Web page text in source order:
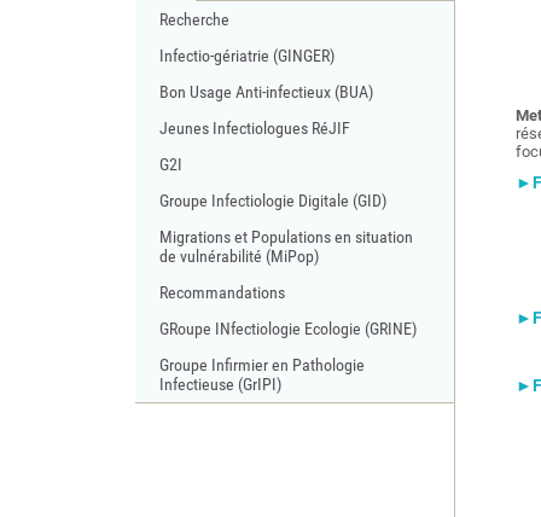
Recherche
Infectio-gériatrie (GINGER)
Bon Usage Anti-infectieux (BUA)
Jeunes Infectiologues RéJIF
G2I
Groupe Infectiologie Digitale (GID)
Migrations et Populations en situation
de vulnérabilité (MiPop)
Recommandations
GRoupe INfectiologie Ecologie (GRINE)
Groupe Infirmier en Pathologie
Infectieuse (GrIPI)